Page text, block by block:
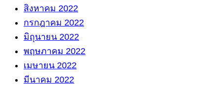
สิงหาคม 2022
กรกฎาคม 2022
มิถุนายน 2022
พฤษภาคม 2022
เมษายน 2022
มีนาคม 2022